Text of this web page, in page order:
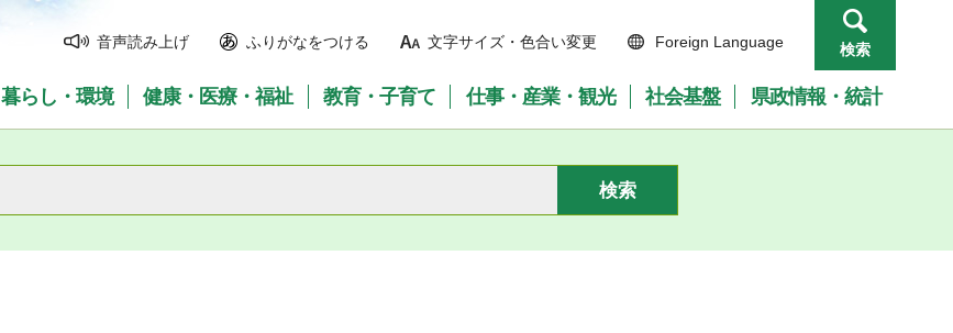
音声読み上げ ふりがなをつける 文字サイズ・色合い変更 Foreign Language 検索
暮らし・環境 健康・医療・福祉 教育・子育て 仕事・産業・観光 社会基盤 県政情報・統計